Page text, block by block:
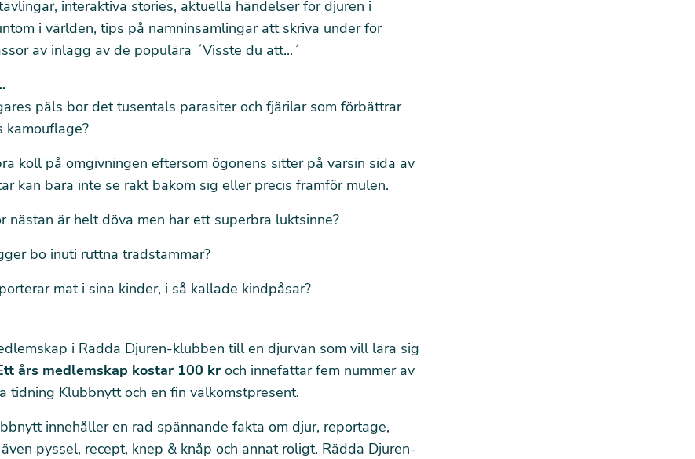
interaktiva stories, aktuella händelser för djuren i
i världen, tips på namninsamlingar att skriva under för
av inlägg av de populära ´Visste du att...´
päls bor det tusentals parasiter och fjärilar som förbättrar
kamouflage?
koll på omgivningen eftersom ögonens sitter på varsin sida av
kan bara inte se rakt bakom sig eller precis framför mulen.
nästan är helt döva men har ett superbra luktsinne?
bo inuti ruttna trädstammar?
mat i sina kinder, i så kallade kindpåsar?
i Rädda Djuren-klubben till en djurvän som vill lära sig
års medlemskap kostar 100 kr och innefattar fem nummer av
tidning Klubbnytt och en fin välkomstpresent.
innehåller en rad spännande fakta om djur, reportage,
pyssel, recept, knep & knåp och annat roligt. Rädda Djuren-